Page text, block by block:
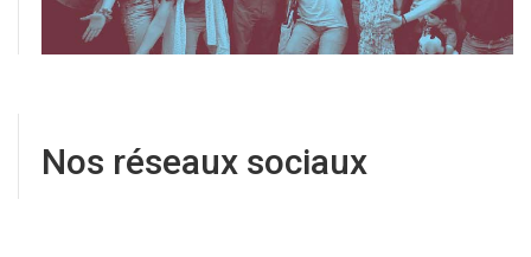
Nos réseaux sociaux